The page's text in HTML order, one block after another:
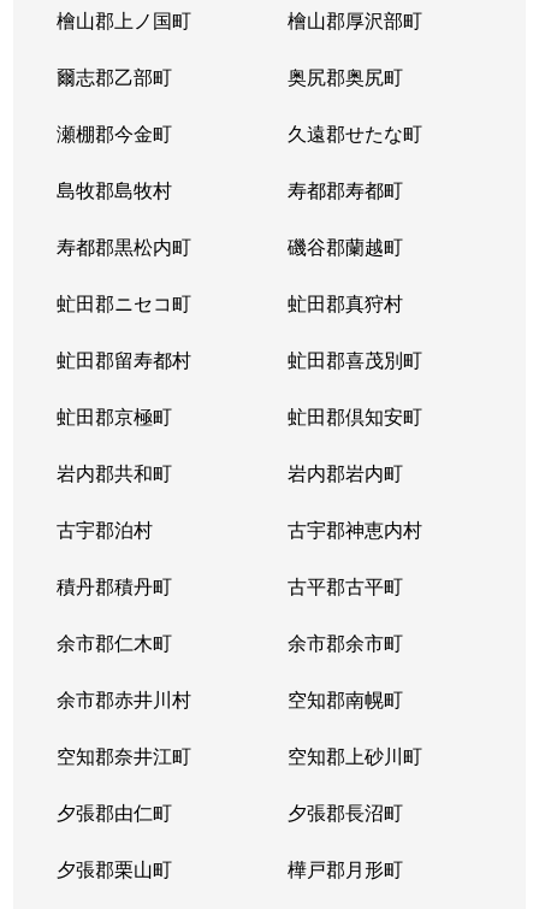
檜山郡上ノ国町 檜山郡厚沢部町
爾志郡乙部町 奥尻郡奥尻町
瀬棚郡今金町 久遠郡せたな町
島牧郡島牧村 寿都郡寿都町
寿都郡黒松内町 磯谷郡蘭越町
虻田郡ニセコ町 虻田郡真狩村
虻田郡留寿都村 虻田郡喜茂別町
虻田郡京極町 虻田郡倶知安町
岩内郡共和町 岩内郡岩内町
古宇郡泊村 古宇郡神恵内村
積丹郡積丹町 古平郡古平町
余市郡仁木町 余市郡余市町
余市郡赤井川村 空知郡南幌町
空知郡奈井江町 空知郡上砂川町
夕張郡由仁町 夕張郡長沼町
夕張郡栗山町 樺戸郡月形町